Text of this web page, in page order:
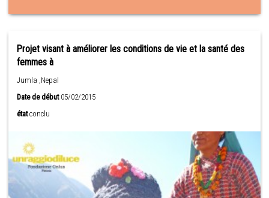
Projet visant à améliorer les conditions de vie et la santé des
femmes à
Jumla ,Nepal
Date de début05/02/2015
état conclu